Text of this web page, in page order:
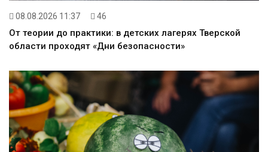
08.08.2026 11:37 46
От теории до практики: в детских лагерях Тверской
области проходят «Дни безопасности»